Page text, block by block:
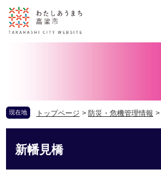
現在地 トップページ > 防災・危機管理情報 >
新幡見橋